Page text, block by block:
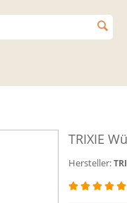
TRIXIE
Hersteller: